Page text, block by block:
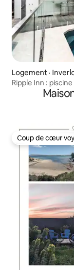
Logement ·
Ripple Inn :
Coup de cœur
Coup de cœur